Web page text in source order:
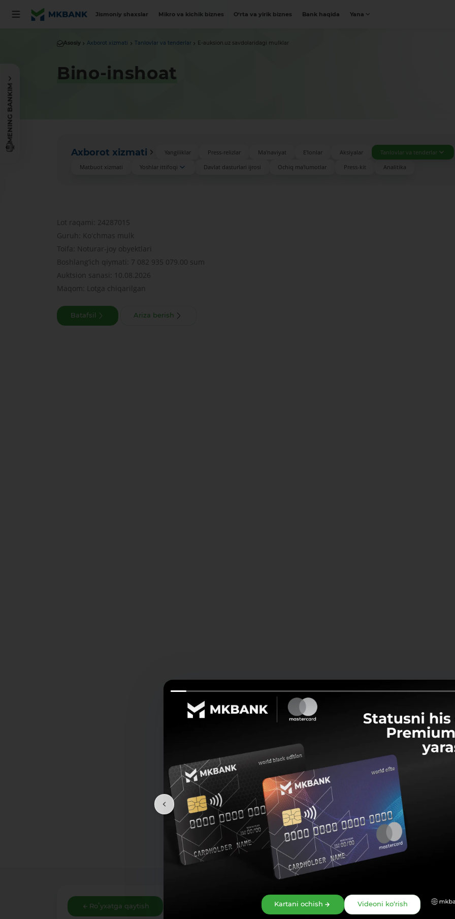
Jismoniy shaxslar Mikro va kichik biznes O‘rta va yirik biznes Bank haqida Yana
MENING BANKIM
Asosiy Axborot xizmati Tanlovlar va tenderlar E-auksion.uz savdolaridagi mulklar
Bino-inshoat
Axborot xizmati Yangiliklar Press-relizlar Ma'naviyat E'lonlar Aksiyalar Tanlovlar va tenderlar
Matbuot xizmati
Yoshlar ittifoqi Davlat dasturlari ijrosi Ochiq ma'lumotlar Press-kit Analitika
Lot raqami: 24287015
Guruh: Koʻchmas mulk
Toifa: Noturar-joy obyektlari
Boshlang‘ich qiymati: 7 082 935 079.00 sum
Auktsion sanasi: 10.08.2026
Maqom: Lotga chiqarilgan
Batafsil Ariza berish
Roʻyxatga qaytish Ulashish:
Kartani ochish Videoni ko‘rish